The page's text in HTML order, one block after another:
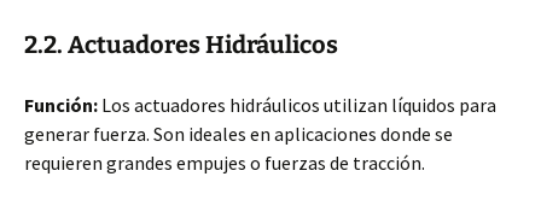
2.2. Actuadores Hidráulicos
Función: Los actuadores hidráulicos utilizan líquidos para
generar fuerza. Son ideales en aplicaciones donde se
requieren grandes empujes o fuerzas de tracción.